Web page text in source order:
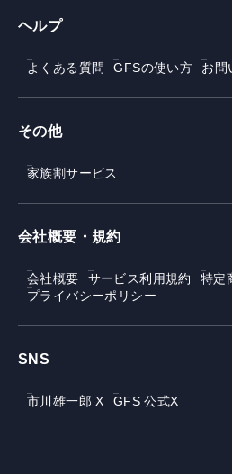
ヘルプ
よくある質問 GFSの使い方 お問
その他
家族割サービス
会社概要・規約
会社概要 サービス利用規約
特定
プライバシーポリシー
SNS
市川雄一郎 X GFS 公式X